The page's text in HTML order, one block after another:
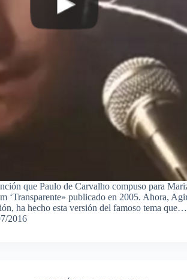
que Paulo de Carvalho compuso para
‘Transparente» publicado en 2005. Ahora,
ha hecho esta versión del famoso tema que…
2016